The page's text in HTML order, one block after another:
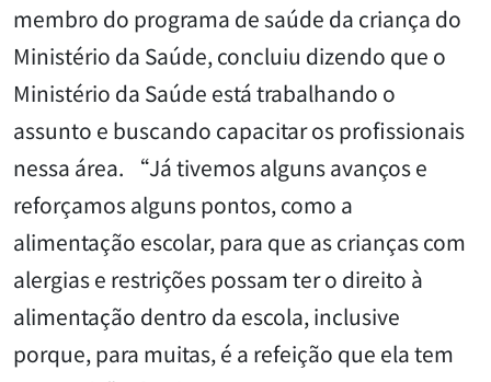
membro do programa de saúde da criança do
Ministério da Saúde, concluiu dizendo que o
Ministério da Saúde está trabalhando o
assunto e buscando capacitar os profissionais
nessa área. “Já tivemos alguns avanços e
reforçamos alguns pontos, como a
alimentação escolar, para que as crianças com
alergias e restrições possam ter o direito à
alimentação dentro da escola, inclusive
porque, para muitas, é a refeição que ela tem